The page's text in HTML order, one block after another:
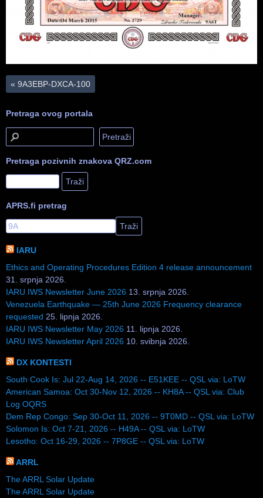
« 9A3EBP-DXCA-100
Pretraga ovog portala
Pretraga pozivnih znakova QRZ.com
APRS.fi pretrag
IARU
Ethics and Operating Procedures Edition 4 release announcement
31. srpnja 2026.
IARU IWS Newsletter June 2026 13. srpnja 2026.
Venezuela Earthquake — 25th June 2026 Frequency clearance
requested 25. lipnja 2026.
IARU IWS Newsletter May 2026 11. lipnja 2026.
IARU IWS Newsletter April 2026 10. svibnja 2026.
DX KONTESTI
South Cook Is: Jul 22-Aug 14, 2026 -- E51KEE -- QSL via: LoTW
American Samoa: Oct 30-Nov 12, 2026 -- KH8A -- QSL via: Club
Log OQRS
Dem Rep Congo: Sep 30-Oct 11, 2026 -- 9T0MD -- QSL via: LoTW
Solomon Is: Oct 7-21, 2026 -- H49A -- QSL via: LoTW
Lesotho: Oct 16-29, 2026 -- 7P8GE -- QSL via: LoTW
ARRL
The ARRL Solar Update
The ARRL Solar Update